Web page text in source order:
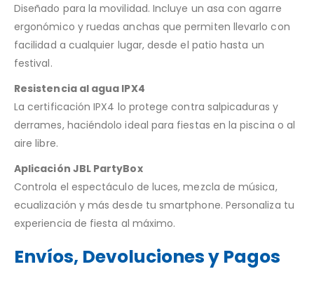
Diseñado para la movilidad. Incluye un asa con agarre
ergonómico y ruedas anchas que permiten llevarlo con
facilidad a cualquier lugar, desde el patio hasta un
festival.
Resistencia al agua IPX4
La certificación IPX4 lo protege contra salpicaduras y
derrames, haciéndolo ideal para fiestas en la piscina o al
aire libre.
Aplicación JBL PartyBox
Controla el espectáculo de luces, mezcla de música,
ecualización y más desde tu smartphone. Personaliza tu
experiencia de fiesta al máximo.
Envíos, Devoluciones y Pagos